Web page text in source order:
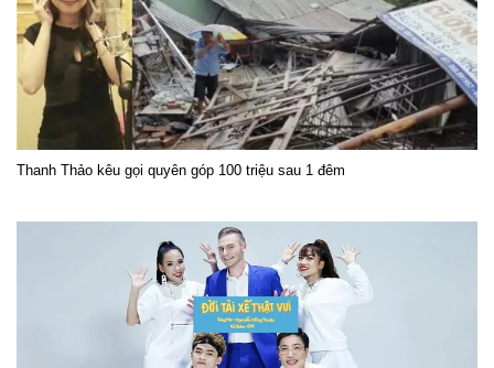
Thanh Thảo kêu gọi quyên góp 100 triệu sau 1 đêm